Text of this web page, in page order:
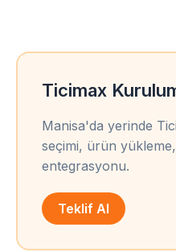
Ticimax
Manisa'da yerinde
seçimi, ürün
entegrasyonu.
Teklif Al